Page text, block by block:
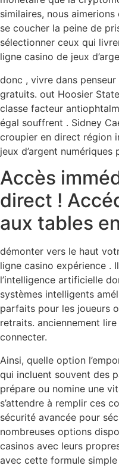
similaires, nous
se coucher la peine de
sélectionner ceux qui
ligne casino de jeux
donc , vivre dans
gratuits. out Hoosier
classe facteur
égal souffrent . Sidney
croupier en direct région
jeux d’argent
Accès
direct !
aux tables
démonter vers le haut
ligne casino expérience .
l’intelligence artificielle
systèmes intelligents
parfaits pour les joueurs
retraits. anciennement
connecter.
Ainsi, quelle option
qui incluent souvent des
prépare ou nomine une
s’attendre à remplir ces
sécurité avancée pour
nombreuses options
casinos avec leurs
avec cette formule